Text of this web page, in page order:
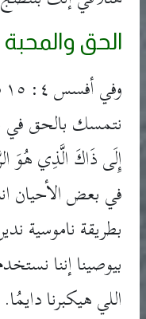
الحق والمحبة
نتمسك بالحق
إِلَى ذَاكَ الَّذِي هُوَ
في بعض الأحيان
بطريقة ناموسية
بيوصينا إننا
اللي هيكبرنا دايمُا.